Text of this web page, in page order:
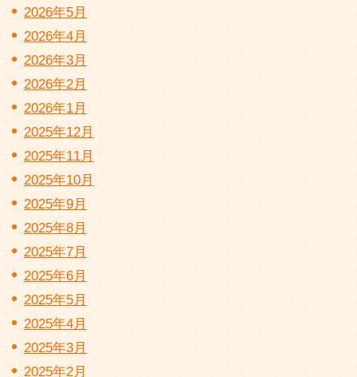
2026年5月
2026年4月
2026年3月
2026年2月
2026年1月
2025年12月
2025年11月
2025年10月
2025年9月
2025年8月
2025年7月
2025年6月
2025年5月
2025年4月
2025年3月
2025年2月